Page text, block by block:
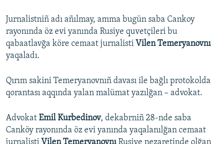
Jurnalistniñ adı añılmay, amma bugün saba Cankoy
rayonında öz evi yanında Rusiye quvetçileri bu
qabaatlavğa köre cemaat jurnalisti Vilen Temeryanovnı
yaqaladı.
Qırım sakini Temeryanovnıñ davası ile bağlı protokolda
qorantası aqqında yalan malümat yazılğan – advokat.
Advokat Emil Kurbedinov, dekabrniñ 28-nde saba
Canköy rayonında öz evi yanında yaqalanılğan cemaat